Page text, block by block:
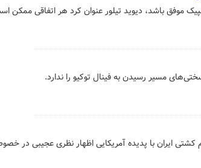
موفق باشد، دیوید تیلور عنوان کرد هر اتفاقی ممکن
مسیر رسیدن به فینال توکیو را ندارد.
کشتی ایران با پدیده آمریکایی اظهار نظری عجیبی در